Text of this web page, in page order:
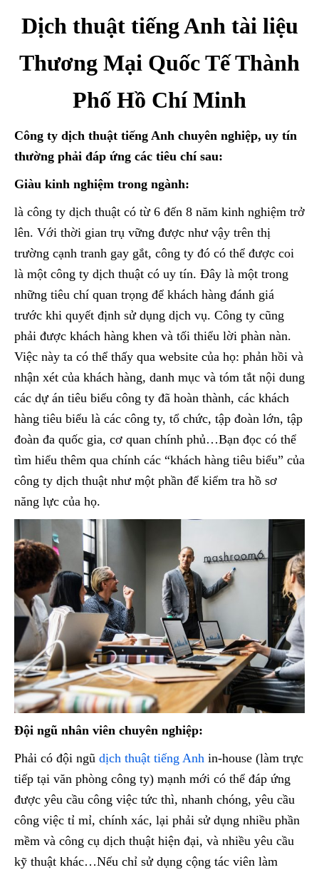
Dịch thuật tiếng Anh tài liệu
Thương Mại Quốc Tế Thành
Phố Hồ Chí Minh
Công ty dịch thuật tiếng Anh chuyên nghiệp, uy tín
thường phải đáp ứng các tiêu chí sau:
Giàu kinh nghiệm trong ngành:
là công ty dịch thuật có từ 6 đến 8 năm kinh nghiệm trở
lên. Với thời gian trụ vững được như vậy trên thị
trường cạnh tranh gay gắt, công ty đó có thể được coi
là một công ty dịch thuật có uy tín. Đây là một trong
những tiêu chí quan trọng để khách hàng đánh giá
trước khi quyết định sử dụng dịch vụ. Công ty cũng
phải được khách hàng khen và tối thiểu lời phàn nàn.
Việc này ta có thể thấy qua website của họ: phản hồi và
nhận xét của khách hàng, danh mục và tóm tắt nội dung
các dự án tiêu biểu công ty đã hoàn thành, các khách
hàng tiêu biểu là các công ty, tổ chức, tập đoàn lớn, tập
đoàn đa quốc gia, cơ quan chính phủ…Bạn đọc có thể
tìm hiểu thêm qua chính các “khách hàng tiêu biểu” của
công ty dịch thuật như một phần để kiểm tra hồ sơ
năng lực của họ.
Đội ngũ nhân viên chuyên nghiệp:
Phải có đội ngũ dịch thuật tiếng Anh in-house (làm trực
tiếp tại văn phòng công ty) mạnh mới có thể đáp ứng
được yêu cầu công việc tức thì, nhanh chóng, yêu cầu
công việc tỉ mỉ, chính xác, lại phải sử dụng nhiều phần
mềm và công cụ dịch thuật hiện đại, và nhiều yêu cầu
kỹ thuật khác…Nếu chỉ sử dụng cộng tác viên làm